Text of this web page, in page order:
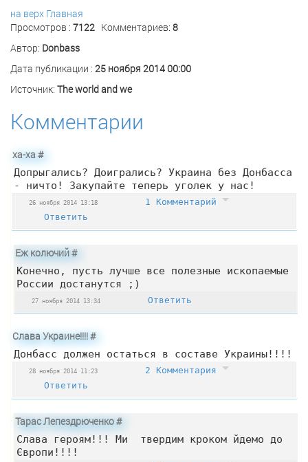
на верх Главная
Просмотров : 7122 Комментариев: 8
Автор: Donbass
Дата публикации : 25 ноября 2014 00:00
Источник: The world and we
Комментарии
ха-ха#
Допрыгались? Доигрались? Украина без Донбасса
- ничто! Закупайте теперь уголек у нас!
26 ноября 2014 13:18
1 Комментарий
Ответить
Еж колючий#
Конечно, пусть лучше все полезные ископаемые
России достанутся ;)
27 ноября 2014 13:34 Ответить
Слава Украине!!!!#
Донбасс должен остаться в составе Украины!!!!
28 ноября 2014 11:23
2 Комментария
Ответить
Тарас Лепездрюченко#
Слава героям!!! Ми твердим кроком йдемо до
Європи!!!!